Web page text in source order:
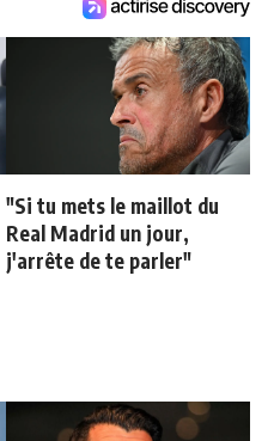
"Si tu mets le maillot du
Real Madrid un jour,
j'arrête de te parler"